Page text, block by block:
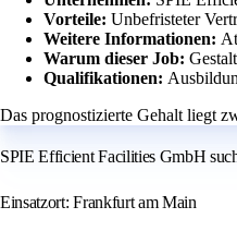
Vorteile: Unbefristeter
Weitere Informationen:
Warum dieser Job:
Qualifikationen:
Das prognostizierte Gehalt liegt
SPIE Efficient Facilities GmbH
Einsatzort: Frankfurt am Main